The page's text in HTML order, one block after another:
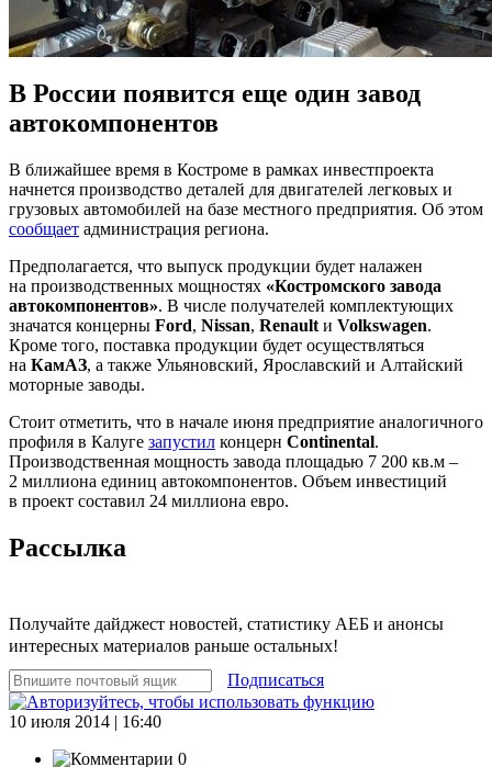
В России появится еще один завод
автокомпонентов
В ближайшее время в Костроме в рамках инвестпроекта
начнется производство деталей для двигателей легковых и
грузовых автомобилей на базе местного предприятия. Об этом
сообщает администрация региона.
Предполагается, что выпуск продукции будет налажен
на производственных мощностях «Костромского завода
автокомпонентов». В числе получателей комплектующих
значатся концерны Ford, Nissan, Renault и Volkswagen.
Кроме того, поставка продукции будет осуществляться
на КамАЗ, а также Ульяновский, Ярославский и Алтайский
моторные заводы.
Стоит отметить, что в начале июня предприятие аналогичного
профиля в Калуге запустил концерн Continental.
Производственная мощность завода площадью 7 200 кв.м –
2 миллиона единиц автокомпонентов. Объем инвестиций
в проект составил 24 миллиона евро.
Рассылка
Получайте дайджест новостей, статистику АЕБ и анонсы
интересных материалов раньше остальных!
Подписаться
10 июля 2014 | 16:40
0